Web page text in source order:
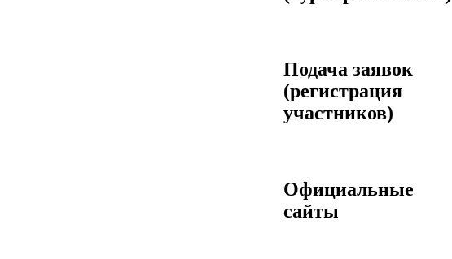
Подача заявок
(регистрация
участников)
Официальные
сайты